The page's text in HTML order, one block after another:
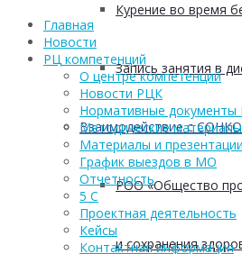
Курение во время
Запись занятия в
Взаимодействие с СОНКО
РОО «Общество
и сохранения
Главная
Новости
РЦ компетенций
О центре компетенций
Новости РЦК
Нормативные документы
Методические материалы
Материалы и презентации
График выездов в МО
Отчетность
5 С
Проектная деятельность
Кейсы
Контактная информация